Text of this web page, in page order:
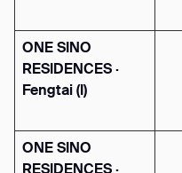
ONE SINO
RESIDENCES ·
Fengtai (I)
ONE SINO